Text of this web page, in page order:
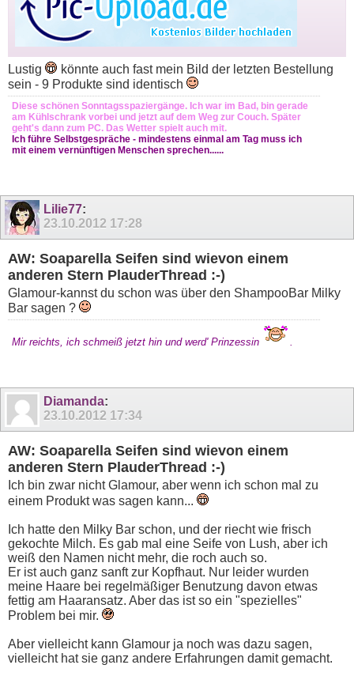
Lustig
könnte auch fast mein Bild der letzten Bestellung
sein - 9 Produkte sind identisch
Diese schönen Sonntagsspaziergänge. Ich war im Bad, bin gerade
am Kühlschrank vorbei und jetzt auf dem Weg zur Couch. Später
geht's dann zum PC. Das Wetter spielt auch mit.
Ich führe Selbstgespräche - mindestens einmal am Tag muss ich
mit einem vernünftigen Menschen sprechen......
Lilie77:
23.10.2012 17:28
AW: Soaparella Seifen sind wievon einem
anderen Stern PlauderThread :-)
Glamour-kannst du schon was über den ShampooBar Milky
Bar sagen ?
Mir reichts, ich schmeiß jetzt hin und werd' Prinzessin .
Diamanda:
23.10.2012 17:34
AW: Soaparella Seifen sind wievon einem
anderen Stern PlauderThread :-)
Ich bin zwar nicht Glamour, aber wenn ich schon mal zu
einem Produkt was sagen kann...
Ich hatte den Milky Bar schon, und der riecht wie frisch
gekochte Milch. Es gab mal eine Seife von Lush, aber ich
weiß den Namen nicht mehr, die roch auch so.
Er ist auch ganz sanft zur Kopfhaut. Nur leider wurden
meine Haare bei regelmäßiger Benutzung davon etwas
fettig am Haaransatz. Aber das ist so ein "spezielles"
Problem bei mir.
Aber vielleicht kann Glamour ja noch was dazu sagen,
vielleicht hat sie ganz andere Erfahrungen damit gemacht.